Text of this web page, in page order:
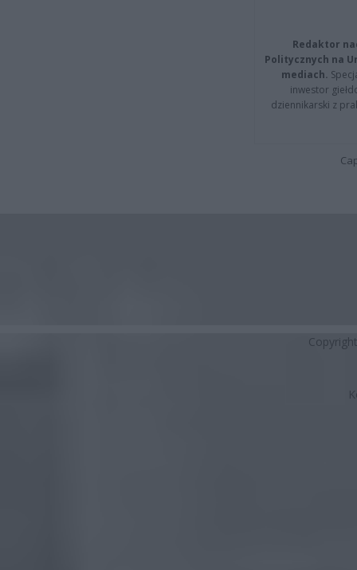
Redaktor
Politycznych na
mediach.
inwestor
dziennikarski z